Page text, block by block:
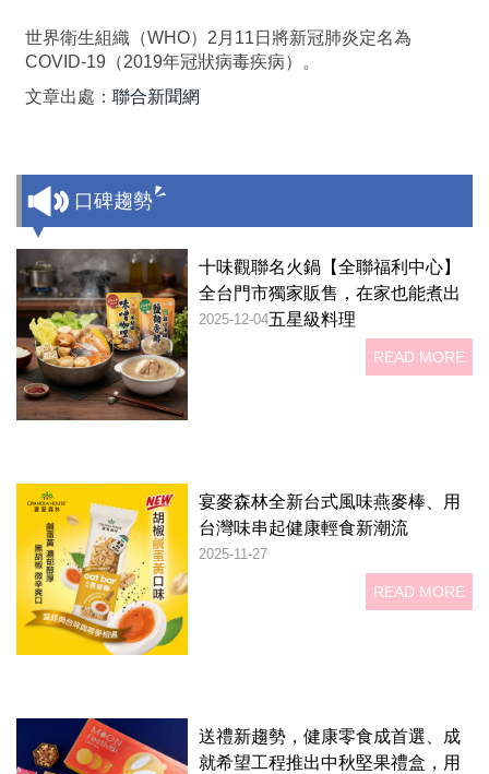
世界衛生組織（WHO）2月11日將新冠肺炎定名為
COVID-19（2019年冠狀病毒疾病）。
文章出處： 聯合新聞網
口碑趨勢
十味觀聯名火鍋【全聯福利中心】
全台門市獨家販售，在家也能煮出
五星級料理
2025-12-04
READ MORE
宴麥森林全新台式風味燕麥棒、用
台灣味串起健康輕食新潮流
2025-11-27
READ MORE
送禮新趨勢，健康零食成首選、成
就希望工程推出中秋堅果禮盒，用